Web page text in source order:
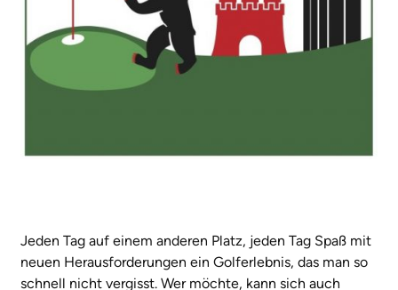
Jeden Tag auf einem anderen Platz, jeden Tag Spaß mit
neuen Herausforderungen ein Golferlebnis, das man so
schnell nicht vergisst. Wer möchte, kann sich auch